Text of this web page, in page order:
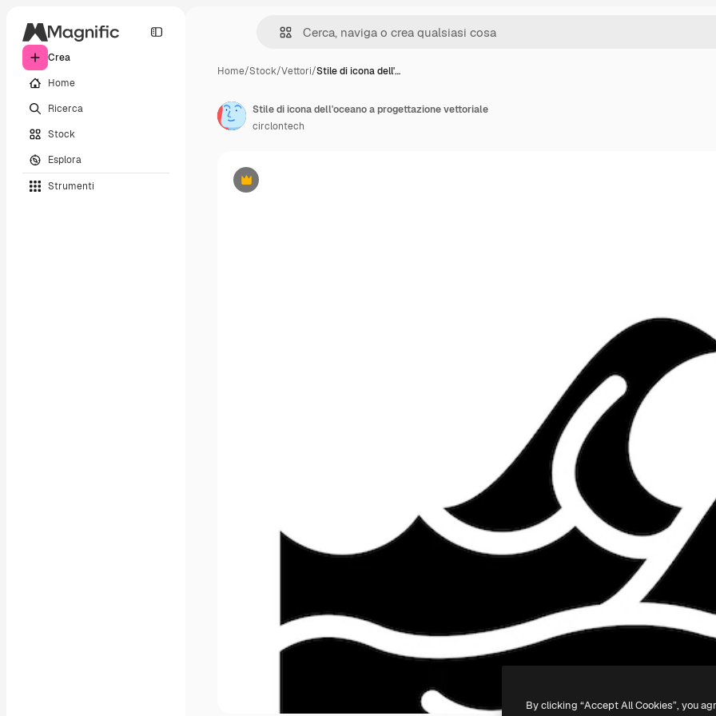
Crea
Home
Ricerca
Stock
Esplora
Strumenti
Home/Stock/Vettori/Stile di icona dell'…
Premium
Stile di icona dell'oceano a progettazione vettoriale
circlontech
By clicking “Accept All Cookies”, you